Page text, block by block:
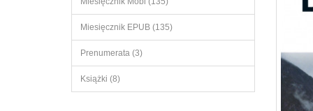
Miesięcznik EPUB (135)
Prenumerata (3)
Książki (8)